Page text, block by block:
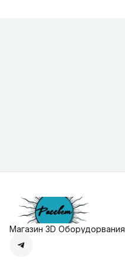
Магазин 3D Оборудорвания